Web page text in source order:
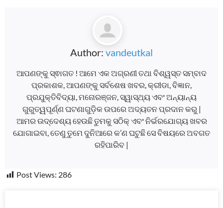
Author: vandeutkal
ଆପଣଙ୍କୁ ସ୍ଵାଗତ ! ଆମେ ଏକ ଅଗ୍ରଣୀ ତଥା ବିଶ୍ୱସ୍ତ ସମ୍ବାଦ
ପ୍ରକାଶକ, ଆପଣଙ୍କୁ ସର୍ବଶେଷ ଖବର, କ୍ରୀଡା, ବିଜ୍ଞାନ,
ପ୍ରଯୁକ୍ତିବିଦ୍ୟା, ମନୋରଞ୍ଜନ, ସ୍ୱାସ୍ଥ୍ୟ ଏବଂ ଅନ୍ୟାନ୍ୟ
ଗୁରୁତ୍ୱପୂର୍ଣ୍ଣ ଘଟଣାଗୁଡ଼ିକ ଉପରେ ଅଦ୍ୟତନ ପ୍ରଦାନ କରୁ |
ଆମର ଉଦ୍ଦେଶ୍ୟ ହେଉଛି ତୁମକୁ ସଠିକ୍ ଏବଂ ନିର୍ଭରଯୋଗ୍ୟ ଖବର
ଯୋଗାଇବା, ତେଣୁ ତୁମେ ଦୁନିଆରେ କ’ଣ ଘଟୁଛି ସେ ବିଷୟରେ ଅବଗତ
ରହିପାରିବ |
Post Views: 286